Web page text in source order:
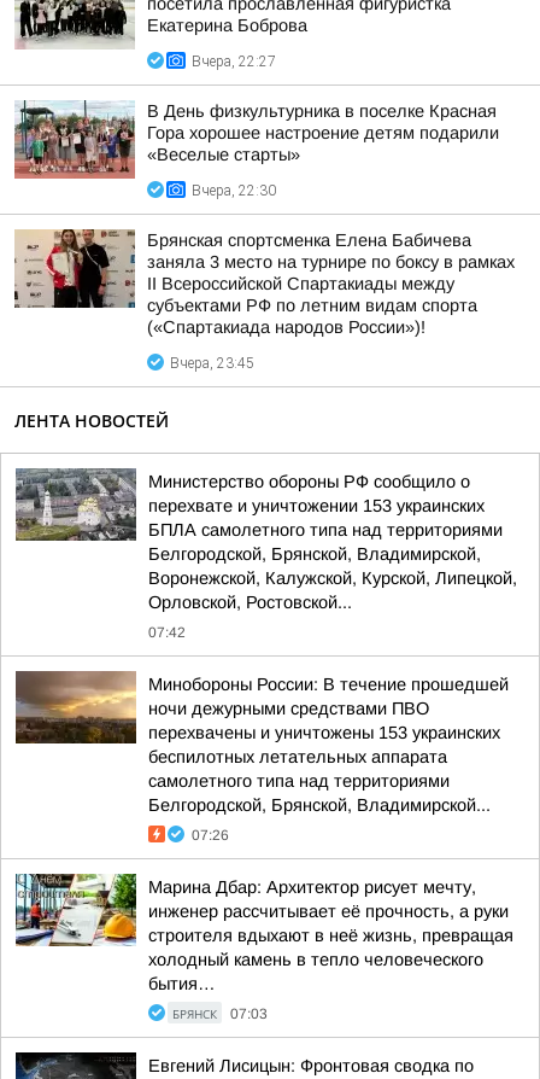
Екатерина Боброва
Вчера, 22:27
В День физкультурника в поселке Красная
Гора хорошее настроение детям подарили
«Веселые старты»
Вчера, 22:30
Брянская спортсменка Елена Бабичева
заняла 3 место на турнире по боксу в рамках
II Всероссийской Спартакиады между
субъектами РФ по летним видам спорта
(«Спартакиада народов России»)!
Вчера, 23:45
ЛЕНТА НОВОСТЕЙ
Министерство обороны РФ сообщило о
перехвате и уничтожении 153 украинских
БПЛА самолетного типа над территориями
Белгородской, Брянской, Владимирской,
Воронежской, Калужской, Курской, Липецкой,
Орловской, Ростовской...
07:42
Минобороны России: В течение прошедшей
ночи дежурными средствами ПВО
перехвачены и уничтожены 153 украинских
беспилотных летательных аппарата
самолетного типа над территориями
Белгородской, Брянской, Владимирской...
07:26
Марина Дбар: Архитектор рисует мечту,
инженер рассчитывает её прочность, а руки
строителя вдыхают в неё жизнь, превращая
холодный камень в тепло человеческого
бытия…
БРЯНСК 07:03
Евгений Лисицын: Фронтовая сводка по